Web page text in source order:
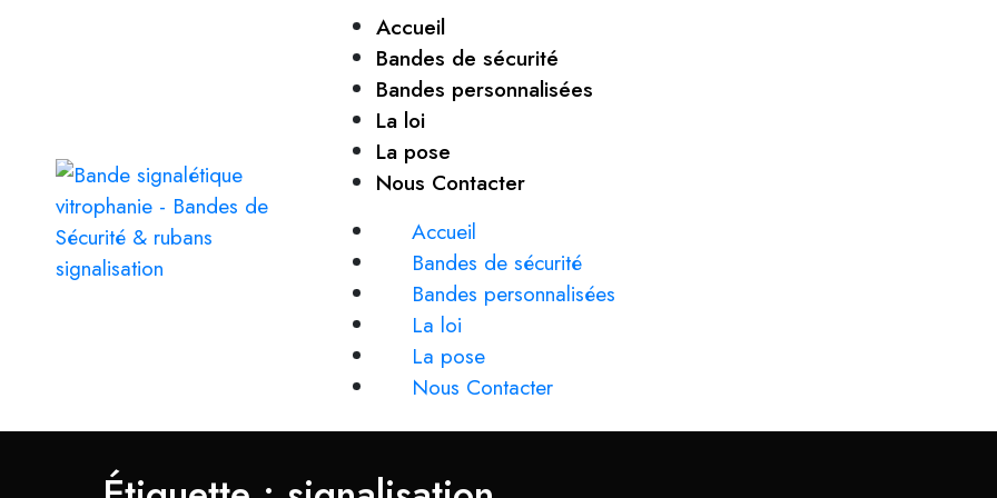
Accueil
Bandes de sécurité
Bandes personnalisées
La loi
La pose
Nous Contacter
Accueil
Bandes de sécurité
Bandes personnalisées
La loi
La pose
Nous Contacter